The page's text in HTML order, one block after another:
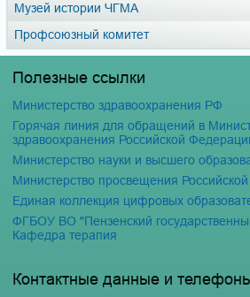
Музей истории ЧГМА
Профсоюзный комитет
Полезные ссылки
Министерство здравоохранения РФ
Горячая линия для обращений в
здравоохранения Российской
Министерство науки и высшего
Министерство просвещения
Единая коллекция цифровых
ФГБОУ ВО "Пензенский
Кафедра терапия
Контактные данные и